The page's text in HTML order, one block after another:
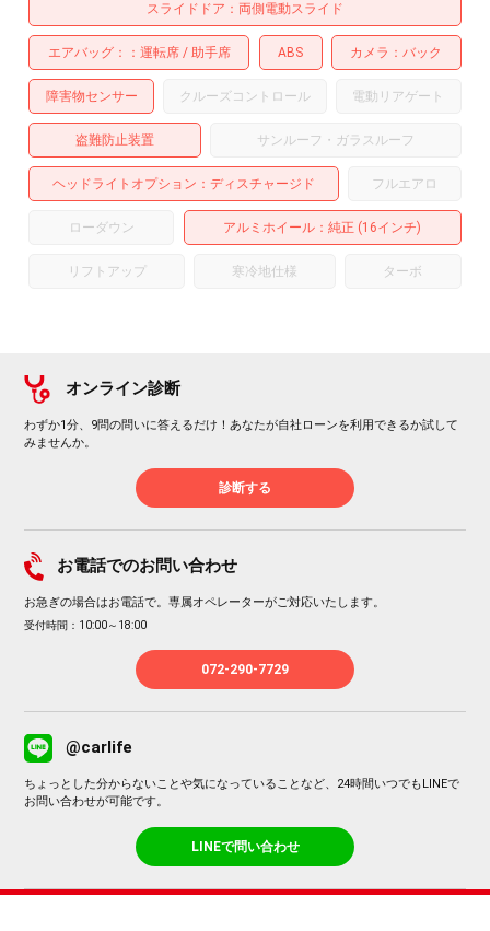
スライドドア 両側電動スライド
エアバッグ： 運転席 助手席 ABS カメラ バック
障害物センサー クルーズコントロール 電動リアゲート
盗難防止装置 サンルーフ・ガラスルーフ
ヘッドライトオプション ディスチャージド フルエアロ
ローダウン アルミホイール ：純正 (16インチ)
リフトアップ 寒冷地仕様 ターボ
オンライン診断
わずか1分、9問の問いに答えるだけ！あなたが自社ローンを利用できるか試して
みませんか。
診断する
お電話でのお問い合わせ
お急ぎの場合はお電話で。専属オペレーターがご対応いたします。
受付時間：10:00～18:00
072-290-7729
@carlife
ちょっとした分からないことや気になっていることなど、24時間いつでもLINEで
お問い合わせが可能です。
LINEで問い合わせ